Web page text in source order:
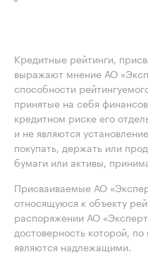
Кредитные рейтинги,
выражают мнение АО
способности
принятые на себя
кредитном риске его
и не являются
покупать, держать или
бумаги или активы,
Присваиваемые АО
относящуюся к объекту
распоряжении АО
достоверность которой,
являются надлежащими.